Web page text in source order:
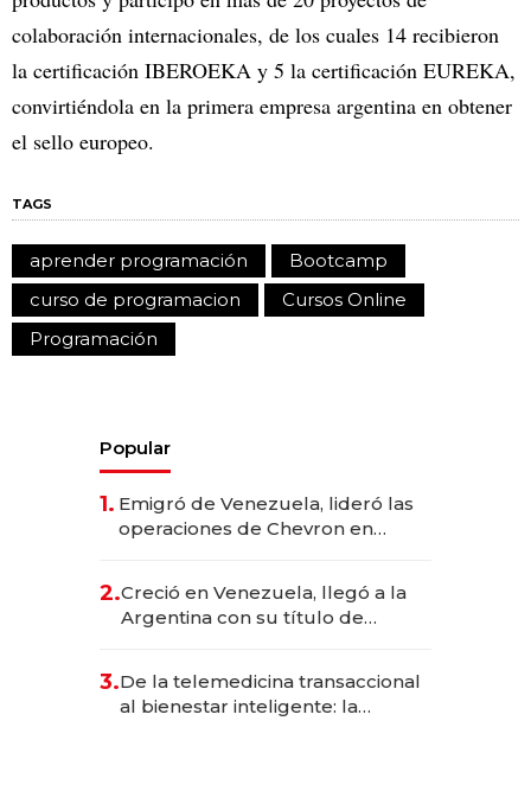
colaboración internacionales, de los cuales 14 recibieron
la certificación IBEROEKA y 5 la certificación EUREKA,
convirtiéndola en la primera empresa argentina en obtener
el sello europeo.
TAGS
aprender programación
Bootcamp
curso de programacion
Cursos Online
Programación
Popular
1. Emigró de Venezuela, lideró las
operaciones de Chevron en
2.Creció en Venezuela, llegó a la
Argentina con su título de
las marcas "fast premium"
3.De la telemedicina transaccional
al bienestar inteligente: la